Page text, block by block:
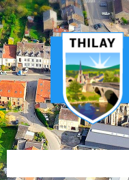
Skip
to
content
Skip
to
left
sidebar
Skip
to
footer